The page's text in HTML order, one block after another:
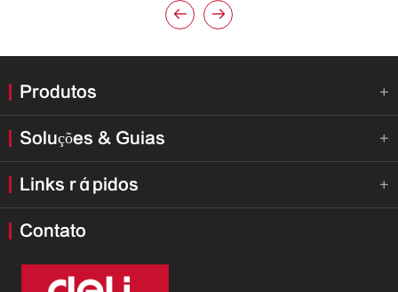
 
Produtos 
Soluções & Guias 
Links rápidos 
Contato